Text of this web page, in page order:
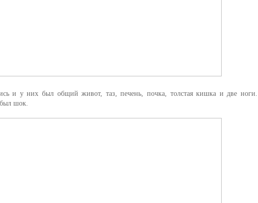
и у них был общий живот, таз, печень, почка, толстая кишка и две ноги.
шок.